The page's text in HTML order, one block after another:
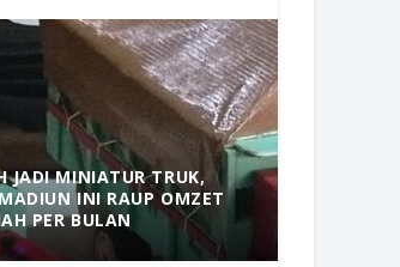
JADI MINIATUR TRUK,
INI RAUP OMZET
PER BULAN